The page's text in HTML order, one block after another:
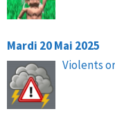
Mardi 20 Mai 2025
Violents